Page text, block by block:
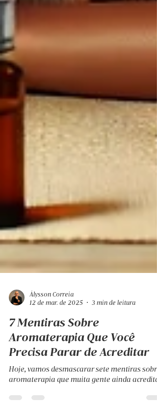
12 de mar. de 2025
7 Mentiras Sobre
Aromaterapia Que Você
Precisa Parar de Acreditar
Hoje, vamos desmascarar sete mentiras sobre
aromaterapia que muita gente ainda acredita.